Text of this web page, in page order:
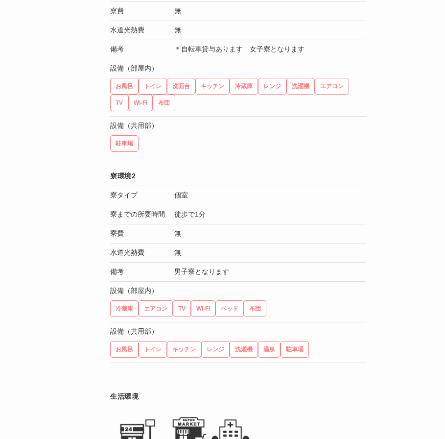
寮費 無
水道光熱費 無
備考 ＊自転車貸与あります 女子寮となります
設備（部屋内）
お風呂 トイレ 洗面台 キッチン 冷蔵庫 レンジ 洗濯機 エアコン
TV Wi-Fi 布団
設備（共用部）
駐車場
寮環境2
寮タイプ 個室
寮までの所要時間 徒歩で1分
寮費 無
水道光熱費 無
備考 男子寮となります
設備（部屋内）
冷蔵庫 エアコン TV Wi-Fi ベッド 布団
設備（共用部）
お風呂 トイレ キッチン レンジ 洗濯機 温泉 駐車場
生活環境